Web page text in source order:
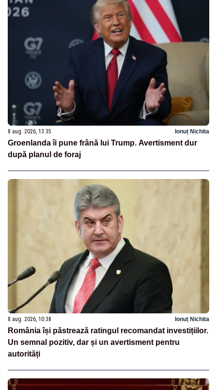
8 aug. 2026, 13:35 Ionuț Nichita
Groenlanda îi pune frână lui Trump. Avertisment dur
după planul de foraj
8 aug. 2026, 10:38 Ionuț Nichita
România își păstrează ratingul recomandat investițiilor.
Un semnal pozitiv, dar și un avertisment pentru
autorități